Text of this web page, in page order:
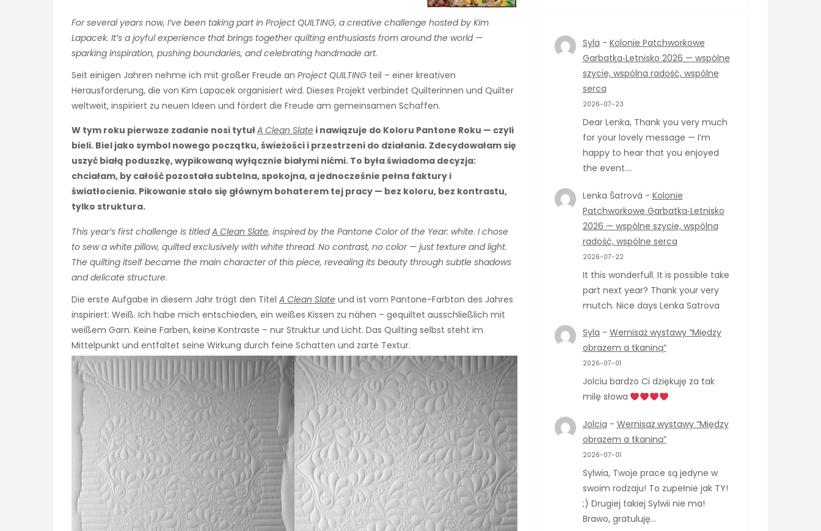
For several years now, I’ve been taking part in Project QUILTING, a creative challenge hosted by Kim
Lapacek. It’s a joyful experience that brings together quilting enthusiasts from around the world —
sparking inspiration, pushing boundaries, and celebrating handmade art.
Seit einigen Jahren nehme ich mit großer Freude an Project QUILTING teil – einer kreativen
Herausforderung, die von Kim Lapacek organisiert wird. Dieses Projekt verbindet Quilterinnen und Quilter
weltweit, inspiriert zu neuen Ideen und fördert die Freude am gemeinsamen Schaffen.
W tym roku pierwsze zadanie nosi tytułA Clean Slate i nawiązuje do Koloru Pantone Roku — czyli
bieli. Biel jako symbol nowego początku, świeżości i przestrzeni do działania. Zdecydowałam się
uszyć białą poduszkę, wypikowaną wyłącznie białymi nićmi. To była świadoma decyzja:
chciałam, by całość pozostała subtelna, spokojna, a jednocześnie pełna faktury i
światłocienia. Pikowanie stało się głównym bohaterem tej pracy — bez koloru, bez kontrastu,
tylko struktura.
This year’s first challenge is titledA Clean Slate, inspired by the Pantone Color of the Year: white. I chose
to sew a white pillow, quilted exclusively with white thread. No contrast, no color — just texture and light.
The quilting itself became the main character of this piece, revealing its beauty through subtle shadows
and delicate structure.
Die erste Aufgabe in diesem Jahr trägt den Titel A Clean Slate und ist vom Pantone-Farbton des Jahres
inspiriert: Weiß. Ich habe mich entschieden, ein weißes Kissen zu nähen – gequiltet ausschließlich mit
weißem Garn. Keine Farben, keine Kontraste – nur Struktur und Licht. Das Quilting selbst steht im
Mittelpunkt und entfaltet seine Wirkung durch feine Schatten und zarte Textur.
Syla - Kolonie Patchworkowe
Garbatka‑Letnisko 2026 — wspólne
szycie, wspólna radość, wspólne
serca
2026-07-23
Dear Lenka, Thank you very much
for your lovely message — I’m
happy to hear that you enjoyed
the event.…
Lenka Šatrová - Kolonie
Patchworkowe Garbatka‑Letnisko
2026 — wspólne szycie, wspólna
radość, wspólne serca
2026-07-22
It this wonderfull. It is possible take
part next year? Thank your very
mutch. Nice days Lenka Satrova
Syla - Wernisaż wystawy “Między
obrazem a tkaniną”
2026-07-01
Jolciu bardzo Ci dziękuję za tak
milę słowa
Jolcia - Wernisaż wystawy “Między
obrazem a tkaniną”
2026-07-01
Sylwia, Twoje prace są jedyne w
swoim rodzaju! To zupełnie jak TY!
;) Drugiej takiej Sylwii nie ma!
Brawo, gratuluję…